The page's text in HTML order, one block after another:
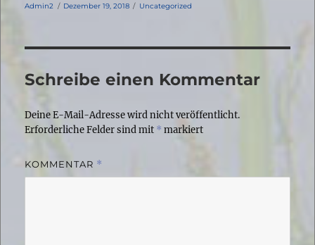
Autor
Admin2
Veröffentlicht
Dezember 19, 2018 Kategorien
Uncategorized
Schreibe einen Kommentar
Deine E-Mail-Adresse wird nicht veröffentlicht.
Erforderliche Felder sind mit * markiert
KOMMENTAR *